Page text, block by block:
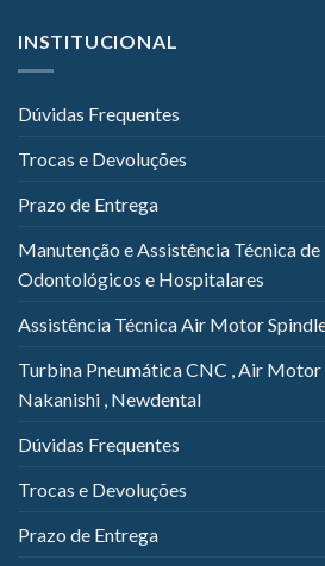
INSTITUCIONAL
Dúvidas Frequentes
Trocas e Devoluções
Prazo de Entrega
Manutenção e Assistência Técnica
Odontológicos e Hospitalares
Assistência Técnica Air Motor
Turbina Pneumática CNC , Air Motor
Nakanishi , Newdental
Dúvidas Frequentes
Trocas e Devoluções
Prazo de Entrega